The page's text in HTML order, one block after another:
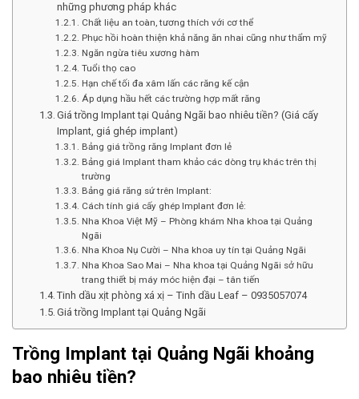
những phương pháp khác
Chất liệu an toàn, tương thích với cơ thể
Phục hồi hoàn thiện khả năng ăn nhai cũng như thẩm mỹ
Ngăn ngừa tiêu xương hàm
Tuổi thọ cao
Hạn chế tối đa xâm lấn các răng kế cận
Áp dụng hầu hết các trường hợp mất răng
Giá trồng Implant tại Quảng Ngãi bao nhiêu tiền? (Giá cấy
Implant, giá ghép implant)
Bảng giá trồng răng Implant đơn lẻ
Bảng giá Implant tham khảo các dòng trụ khác trên thị
trường
Bảng giá răng sứ trên Implant:
Cách tính giá cấy ghép Implant đơn lẻ:
Nha Khoa Việt Mỹ – Phòng khám Nha khoa tại Quảng
Ngãi
Nha Khoa Nụ Cười – Nha khoa uy tín tại Quảng Ngãi
Nha Khoa Sao Mai – Nha khoa tại Quảng Ngãi sở hữu
trang thiết bị máy móc hiện đại – tân tiến
Tinh dầu xịt phòng xá xị – Tinh dầu Leaf – 0935057074
Giá trồng Implant tại Quảng Ngãi
Trồng Implant tại Quảng Ngãi khoảng
bao nhiêu tiền?